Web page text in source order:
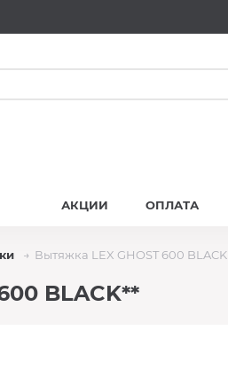
АКЦИИ ОПЛАТА
Вытяжка LEX GHOST 600 BLACK
BLACK**